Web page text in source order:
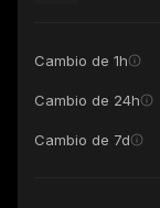
Cambio de 1h
Cambio de 24h
Cambio de 7d